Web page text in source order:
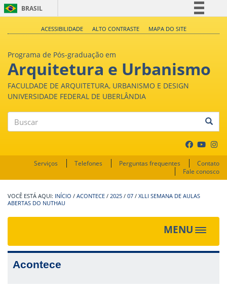
BRASIL
Acesso à informação
Legislação
ACESSIBILIDADE ALTO CONTRASTE MAPA DO SITE
Programa de Pós-graduação em
Arquitetura e Urbanismo
FACULDADE DE ARQUITETURA, URBANISMO E DESIGN
UNIVERSIDADE FEDERAL DE UBERLÂNDIA
Serviços Telefones Perguntas frequentes
Contato
Fale conosco
INÍCIO / ACONTECE / 2025 / 07 / XLLI SEMANA DE AULAS
ABERTAS DO NUTHAU
MENU
Toggle
Acontece